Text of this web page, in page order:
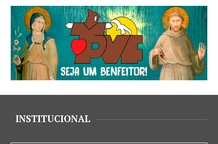
INSTITUCIONAL